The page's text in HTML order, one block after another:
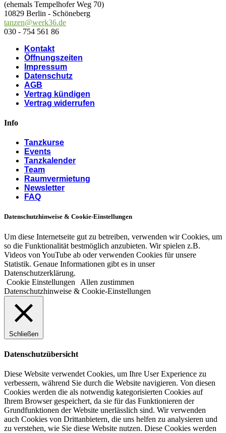
(ehemals Tempelhofer Weg 70)
10829 Berlin - Schöneberg
tanzen@werk36.de
030 - 754 561 86
Kontakt
Öffnungszeiten
Impressum
Datenschutz
AGB
Vertrag kündigen
Vertrag widerrufen
Info
Tanzkurse
Events
Tanzkalender
Team
Raumvermietung
Newsletter
FAQ
Datenschutzhinweise & Cookie-Einstellungen
Um diese Internetseite gut zu betreiben, verwenden wir Cookies, um
so die Funktionalität bestmöglich anzubieten. Wir spielen z.B.
Videos von YouTube ab oder verwenden Cookies für unsere
Statistik. Genaue Informationen gibt es in unser
Datenschutzerklärung.
Cookie Einstellungen
Allen zustimmen
Datenschutzhinweise & Cookie-Einstellungen
Schließen
Datenschutzübersicht
Diese Website verwendet Cookies, um Ihre User Experience zu
verbessern, während Sie durch die Website navigieren. Von diesen
Cookies werden die als notwendig kategorisierten Cookies auf
Ihrem Browser gespeichert, da sie für das Funktionieren der
Grundfunktionen der Website unerlässlich sind. Wir verwenden
auch Cookies von Drittanbietern, die uns helfen zu analysieren und
zu verstehen, wie Sie diese Website nutzen. Diese Cookies werden